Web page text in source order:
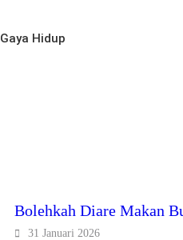
Gaya Hidup
Bolehkah Diare Makan
31 Januari 2026